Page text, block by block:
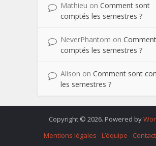
Mathieu on Comment sont
comptés les semestres ?
NeverPhantom on
comptés les semestres ?
Alison on Comment sont
les semestres ?
Copyright © 2026. Powered by
Mentions légales
L’équipe Contact